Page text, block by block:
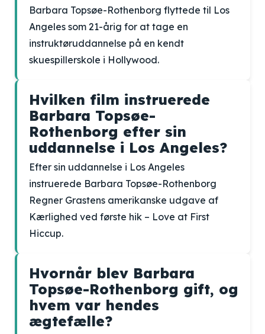
Barbara Topsøe-Rothenborg flyttede til Los
Angeles som 21-årig for at tage en
instruktøruddannelse på en kendt
skuespillerskole i Hollywood.
Hvilken film instruerede
Barbara Topsøe-
Rothenborg efter sin
uddannelse i Los Angeles?
Efter sin uddannelse i Los Angeles
instruerede Barbara Topsøe-Rothenborg
Regner Grastens amerikanske udgave af
Kærlighed ved første hik – Love at First
Hiccup.
Hvornår blev Barbara
Topsøe-Rothenborg gift, og
hvem var hendes
ægtefælle?